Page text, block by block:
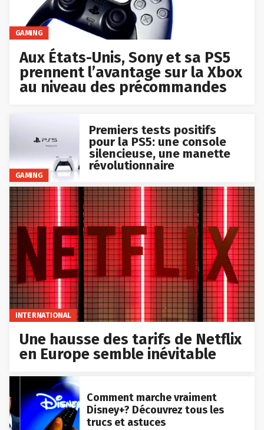
GAMING
Aux États-Unis, Sony et sa PS5
prennent l’avantage sur la Xbox
au niveau des précommandes
GAMING
Premiers tests positifs
pour la PS5: une console
silencieuse, une manette
révolutionnaire
INTERNATIONAL
Une hausse des tarifs de Netflix
en Europe semble inévitable
Comment marche vraiment
Disney+? Découvrez tous les
trucs et astuces